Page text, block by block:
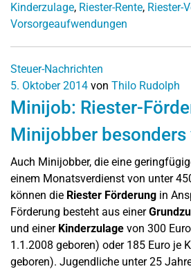
Kinderzulage, Riester-Rente, Riester-
Vorsorgeaufwendungen
Steuer-Nachrichten
5. Oktober 2014 von Thilo Rudolph
Minijob: Riester-
Minijobber
Auch Minijobber, die eine
einem Monatsverdienst von unter
können die Riester Förderung in
Förderung besteht aus einer
und einer Kinderzulage von 300
1.1.2008 geboren) oder 185 Euro je
geboren). Jugendliche unter 25